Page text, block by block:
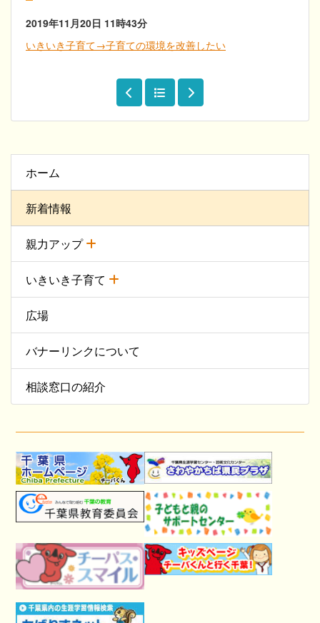
ホーム
新着情報
親力アップ
いきいき子育て
広場
バナーリンクについて
相談窓口の紹介
2019年11月20日 11時43分
いきいき子育て→子育ての環境を改善したい